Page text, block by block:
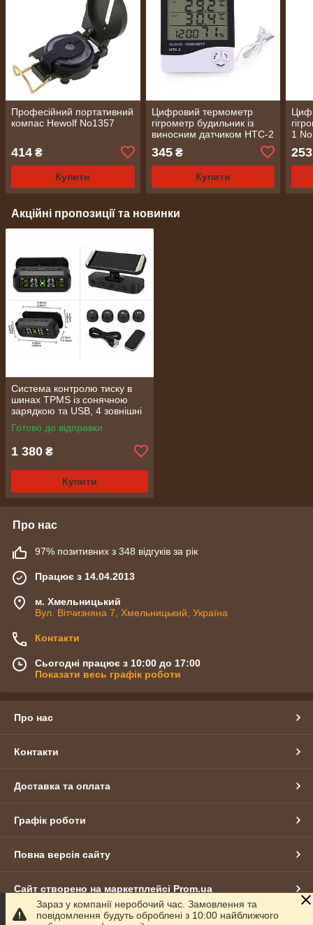
Професійний портативний
компас Hewolf No1357
414 ₴
Купити
Цифровий термометр
гігрометр будильник із
виносним датчиком HTC-2
345₴
Купити
1
253
Акційні пропозиції та новинки
Система контролю тиску в
шинах TPMS із сонячною
зарядкою та USB, 4 зовнішні
датчики (2390)
Готово до відправки
1 380 ₴
Купити
Про нас
97% позитивних з 348 відгуків за рік
Працює з 14.04.2013
м. Хмельницький
Вул. Вітчизняна 7, Хмельницький, Україна
Контакти
Сьогодні працює з 10:00 до 17:00
Показати весь графік роботи
Про нас
Контакти
Доставка та оплата
Графік роботи
Повна версія сайту
Сайт створено на маркетплейсі Prom.ua
Зараз у компанії неробочий час. Замовлення та
повідомлення будуть оброблені з 10:00 найближчого